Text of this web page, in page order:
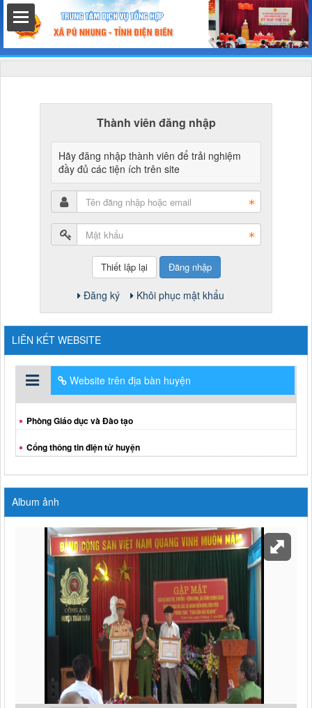
Thành viên đăng nhập
Hãy đăng nhập thành viên để trải nghiệm
đầy đủ các tiện ích trên site
Đăng nhập
Đăng ký Khôi phục mật khẩu
LIÊN KẾT WEBSITE
Website trên địa bàn huyện
Phòng Giáo dục và Đào tạo
Cổng thông tin điện tử huyện
Album ảnh